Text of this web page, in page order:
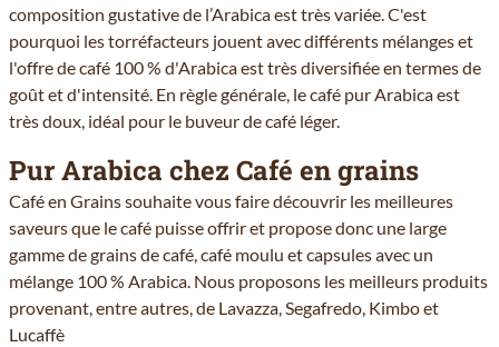
composition gustative de l’Arabica est très variée. C'est
pourquoi les torréfacteurs jouent avec différents mélanges et
l'offre de café 100 % d'Arabica est très diversifiée en termes de
goût et d'intensité. En règle générale, le café pur Arabica est
très doux, idéal pour le buveur de café léger.
Pur Arabica chez Café en grains
Café en Grains souhaite vous faire découvrir les meilleures
saveurs que le café puisse offrir et propose donc une large
gamme de grains de café, café moulu et capsules avec un
mélange 100 % Arabica. Nous proposons les meilleurs produits
provenant, entre autres, de Lavazza, Segafredo, Kimbo et
Lucaffè